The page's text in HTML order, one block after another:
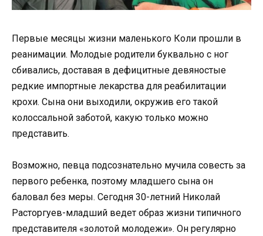
Первые месяцы жизни маленького Коли прошли в
реанимации. Молодые родители буквально с ног
сбивались, доставая в дефицитные девяностые
редкие импортные лекарства для реабилитации
крохи. Сына они выходили, окружив его такой
колоссальной заботой, какую только можно
представить.
Возможно, певца подсознательно мучила совесть за
первого ребенка, поэтому младшего сына он
баловал без меры. Сегодня 30-летний Николай
Расторгуев-младший ведет образ жизни типичного
представителя «золотой молодежи». Он регулярно